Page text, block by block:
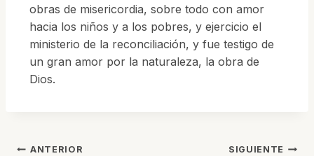
obras de misericordia, sobre todo con amor
hacia los niños y a los pobres, y ejercicio el
ministerio de la reconciliación, y fue testigo de
un gran amor por la naturaleza, la obra de
Dios.
ANTERIOR SIGUIENTE